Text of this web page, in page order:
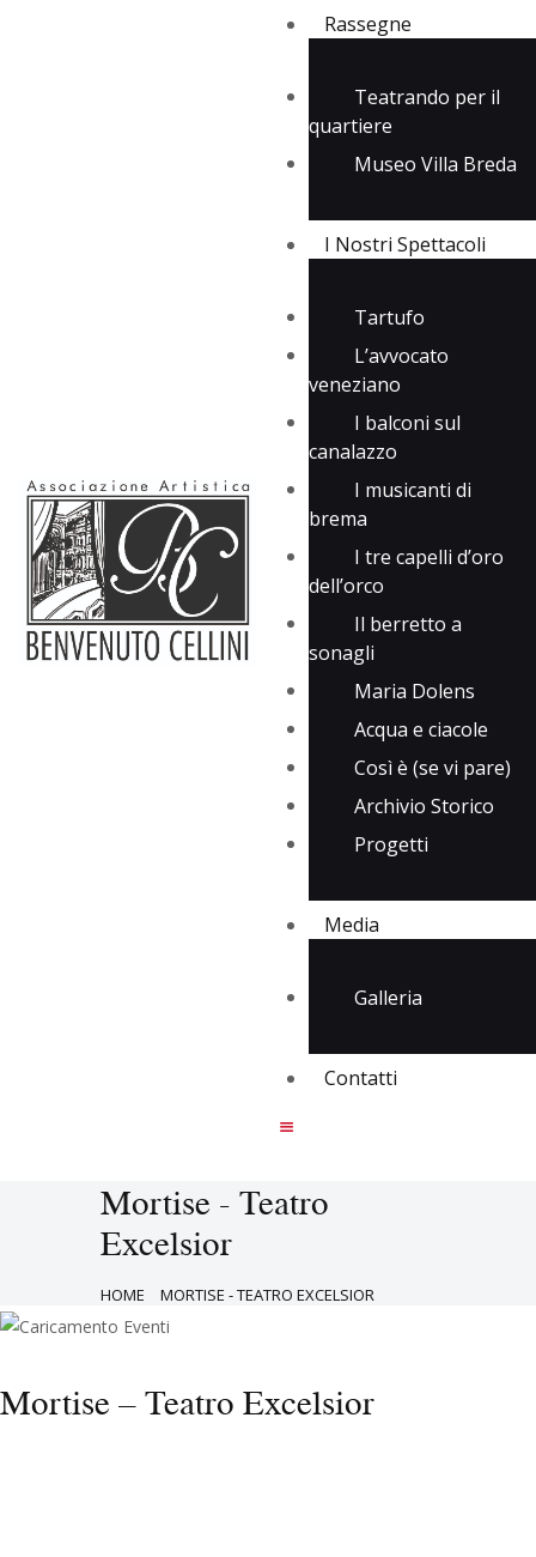
Rassegne
Teatrando per il
quartiere
Museo Villa Breda
I Nostri Spettacoli
Tartufo
L’avvocato
veneziano
I balconi sul
canalazzo
I musicanti di
brema
I tre capelli d’oro
dell’orco
Il berretto a
sonagli
Maria Dolens
Acqua e ciacole
Così è (se vi pare)
Archivio Storico
Progetti
Media
Galleria
Contatti
Mortise - Teatro
Excelsior
HOME MORTISE - TEATRO EXCELSIOR
I Nostri Spettacoli
Mortise – Teatro Excelsior